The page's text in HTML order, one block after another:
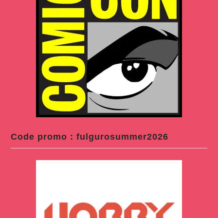
Code promo : fulgurosummer2026